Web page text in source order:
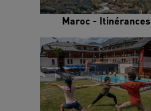
Maroc - Itinérances